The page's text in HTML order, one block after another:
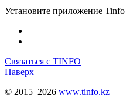
Установите приложение Tinfo
Связаться с TINFO
Наверх
© 2015–2026 www.tinfo.kz